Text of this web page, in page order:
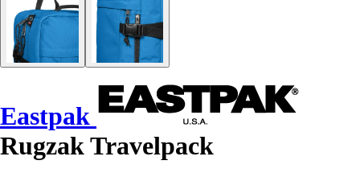
Eastpak
Rugzak Travelpack